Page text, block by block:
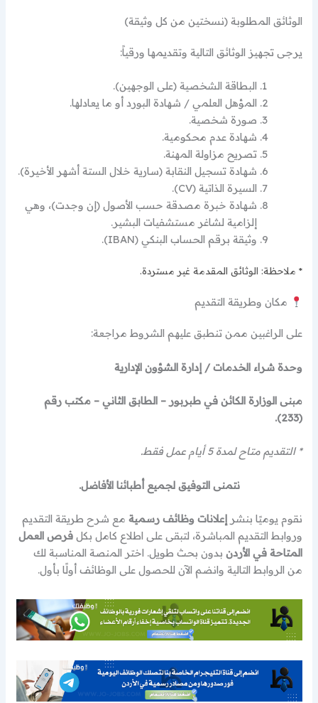
الوثائق المطلوبة (نسختين من كل وثيقة)
يرجى تجهيز الوثائق التالية وتقديمها ورقياً:
البطاقة الشخصية (على الوجهين).
المؤهل العلمي / شهادة البورد أو ما يعادلها.
صورة شخصية.
شهادة عدم محكومية.
تصريح مزاولة المهنة.
شهادة تسجيل النقابة (سارية خلال الستة أشهر الأخيرة).
السيرة الذاتية (CV).
شهادة خبرة مصدقة حسب الأصول (إن وجدت)، وهي
إلزامية لشاغر مستشفيات البشير.
وثيقة برقم الحساب البنكي (IBAN).
* ملاحظة: الوثائق المقدمة غير مستردة.
مكان وطريقة التقديم
على الراغبين ممن تنطبق عليهم الشروط مراجعة:
وحدة شراء الخدمات / إدارة الشؤون الإدارية
مبنى الوزارة الكائن في طبربور – الطابق الثاني – مكتب رقم
(233).
* التقديم متاح لمدة 5 أيام عمل فقط.
نتمنى التوفيق لجميع أطبائنا الأفاضل.
نقوم يوميًا بنشرإعلانات وظائف رسمية مع شرح طريقة التقديم
وروابط التقديم المباشرة، لتبقى على اطلاع كامل بكلفرص العمل
المتاحة في الأردن بدون بحث طويل. اختر المنصة المناسبة لك
من الروابط التالية وانضم الآن للحصول على الوظائف أولًا بأول.